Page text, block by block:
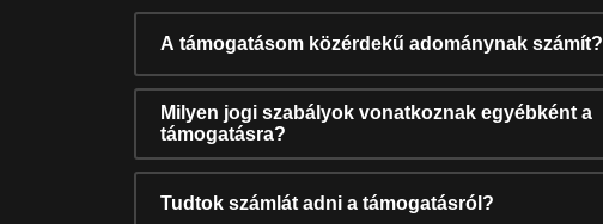
A támogatásom közérdekű adománynak számít?
Milyen jogi szabályok vonatkoznak egyébként a
támogatásra?
Tudtok számlát adni a támogatásról?